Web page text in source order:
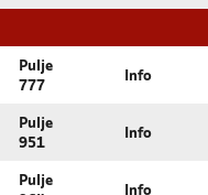
Pulje
777
Info
Pulje
951
Info
Pulje
Info